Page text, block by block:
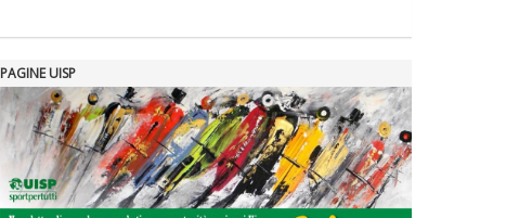
PAGINE UISP